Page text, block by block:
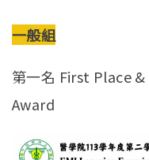
(link is
一般組
第一名 First Place
Award